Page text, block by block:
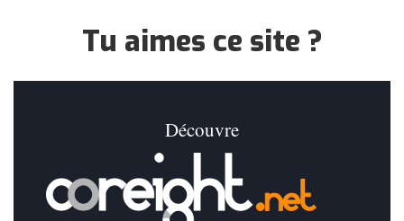
Tu aimes ce site ?
Découvre